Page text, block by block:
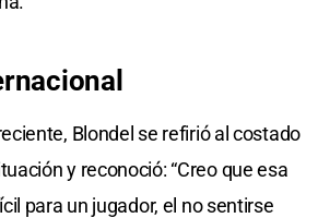
Blondel se refirió al costado
y reconoció: “Creo que esa
para un jugador, el no sentirse